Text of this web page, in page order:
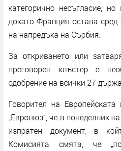
категорично несъгласие,
докато Франция остава
на напредъка на Сърбия.
За откриването или
преговорен клъстер е
одобрение на всички 27
Говорител на
„Евронюз“, че в понеделник
изпратен документ, в
Комисията смята, че